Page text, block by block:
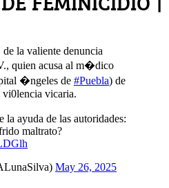
la valiente denuncia
quien acusa al m�dico
�ngeles de #Puebla) de
vicaria.
la ayuda de las autoridades:
maltrato?
May 26, 2025